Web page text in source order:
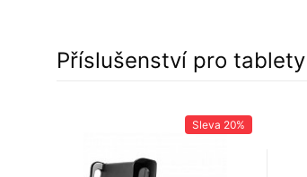
Příslušenství pro tablety
Sleva 20%